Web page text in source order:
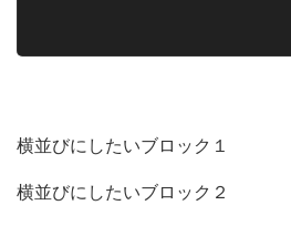
横並びにしたいブロック１
横並びにしたいブロック２